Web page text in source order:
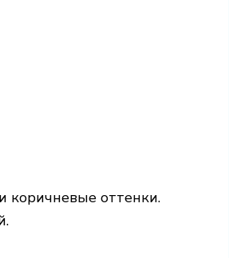
коричневые оттенки.